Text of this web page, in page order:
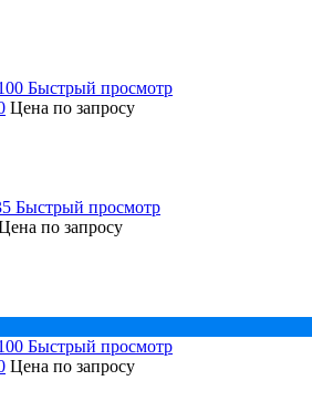
Быстрый просмотр
Цена по запросу
Быстрый просмотр
по запросу
Быстрый просмотр
Цена по запросу